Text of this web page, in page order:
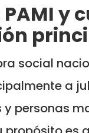
PAMI y
social
a
personas